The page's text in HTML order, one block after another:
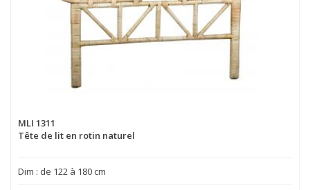
MLI 1311
Tête de lit en rotin naturel
Dim : de 122 à 180 cm